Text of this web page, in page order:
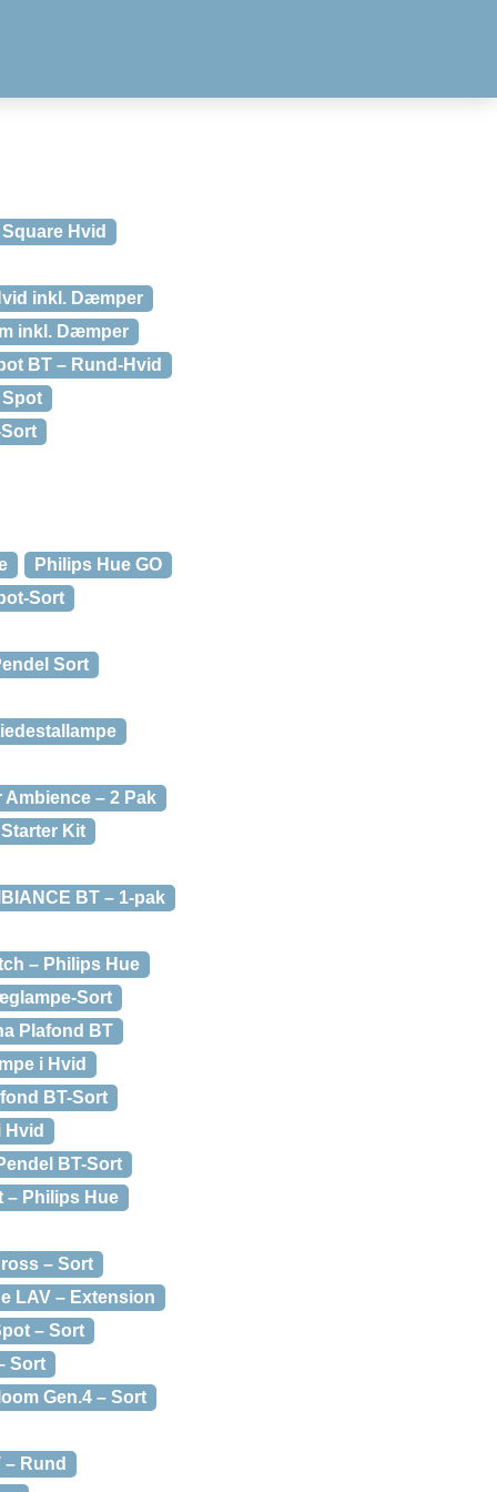
Hvid
inkl. Dæmper
inkl. Dæmper
BT – Rund-Hvid
Philips Hue GO
Sort
Sort
Ambience – 2 Pak
Kit
BT – 1-pak
– Philips Hue
Sort
Plafond BT
i Hvid
BT-Sort
Hvid
BT-Sort
– Philips Hue
– Sort
LAV – Extension
– Sort
Sort
Gen.4 – Sort
Rund